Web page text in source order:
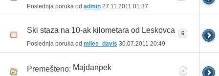
Poslednja poruka od admin 27.11.2011 01:37
Ski staza na 10-ak kilometara od Leskovca
Poslednja poruka od miles_davis 30.07.2011 20:49
5
Premešteno: Majdanpek -